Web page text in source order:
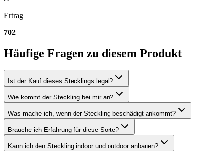
Ertrag
702
Häufige Fragen zu diesem Produkt
Ist der Kauf dieses Stecklings legal?
Wie kommt der Steckling bei mir an?
Was mache ich, wenn der Steckling beschädigt ankommt?
Brauche ich Erfahrung für diese Sorte?
Kann ich den Steckling indoor und outdoor anbauen?